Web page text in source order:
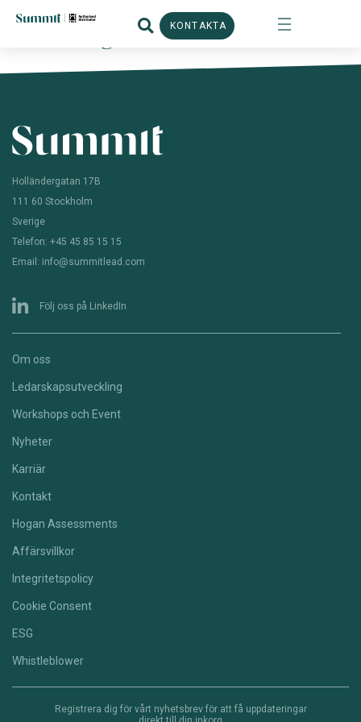
KONTAKTA
Holländergatan 17B
111 60 Stockholm
Sverige
Telefon: +45 45 85 15 15
Email: info@summitlead.com
Följ oss på LinkedIn
Om oss
Ledarskapsutveckling
Workshops och Event
Nyheter
Karriär
Kontakt
Hogan Assessments
Affärsvillkor
Integritetspolicy
Cookie Consent
ESG
Whistleblower
Registrera dig för vårt nyhetsbrev för att få uppdateringar